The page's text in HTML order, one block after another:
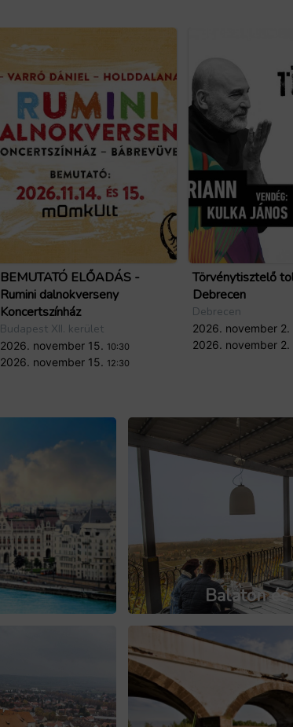
BEMUTATÓ ELŐADÁS -
Rumini dalnokverseny
Koncertszínház
Budapest XII. kerület
2026. november 15. 10:30
2026. november 15. 12:30
Törvénytisztelő
Debrecen
Debrecen
2026. november 2.
2026. november 2.
Balaton